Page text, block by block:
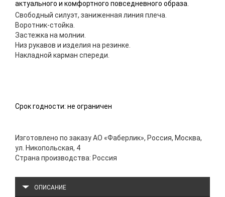
актуального и комфортного повседневного образа.
Свободный силуэт, заниженная линия плеча.
Воротник-стойка.
Застежка на молнии.
Низ рукавов и изделия на резинке.
Накладной карман спереди.
Срок годности: не ограничен
Изготовлено по заказу АО «Фаберлик», Россия, Москва,
ул. Никопольская, 4
Страна производства: Россия
ОПИСАНИЕ